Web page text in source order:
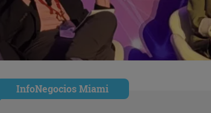
InfoNegocios Miami